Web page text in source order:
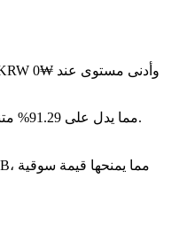
سنة بعد سنة، PLAYA3ULL GAMES قد تراجع بمقدار ₩-- KRW، مما يدل على 91.29% متناقص في القيمة.